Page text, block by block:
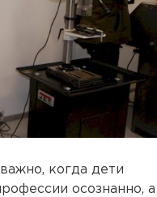
когда дети
осознанно, а